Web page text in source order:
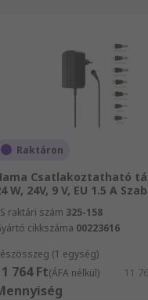
Raktáron
Csatlakoztatható
W, 24V, 9 V, EU 1.5 A
raktári szám 325-158
cikkszáma 00223616
(1 egység)
764 Ft(ÁFA nélkül) 11